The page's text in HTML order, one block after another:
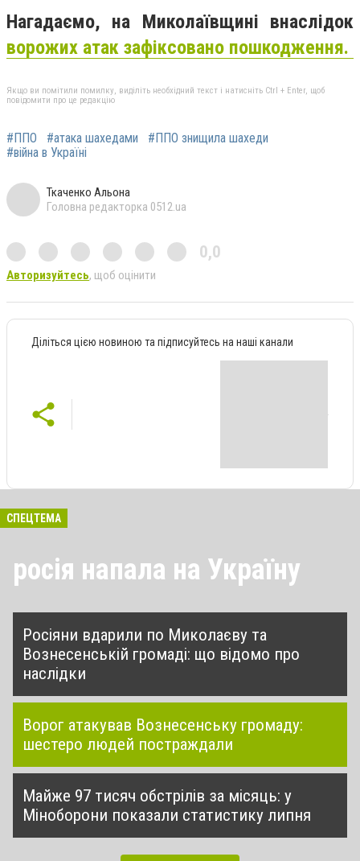
Нагадаємо, на Миколаївщині внаслідок
ворожих атак зафіксовано пошкодження.
Якщо ви помітили помилку, виділіть необхідний текст і натисніть Ctrl + Enter, щоб
повідомити про це редакцію
#ППО #атака шахедами
#ППО знищила шахеди
#війна в Україні
Ткаченко Альона
Головна редакторка 0512.ua
0,0
Авторизуйтесь, щоб оцінити
Діліться цією новиною та підписуйтесь на наші канали
СПЕЦТЕМА
росія напала на Україну
Росіяни вдарили по Миколаєву та
Вознесенській громаді: що відомо про
наслідки
Ворог атакував Вознесенську громаду:
шестеро людей постраждали
Майже 97 тисяч обстрілів за місяць: у
Міноборони показали статистику липня